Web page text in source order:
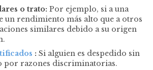
o trato: Por ejemplo, si a una
un rendimiento más alto que a otros
similares debido a su origen
: Si alguien es despedido sin
por razones discriminatorias.